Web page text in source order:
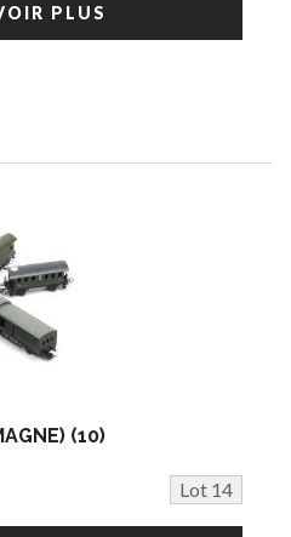
PLUS
(10)
Lot 14